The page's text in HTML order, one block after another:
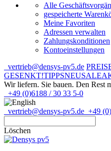
Alle
gespeicherte
Meine Favoriten
Adressen verwalten
Zahlungskonditionen
Kontoeinstellungen
vertrieb@densys-pv5.de
GESENKT!TIPPSNEUSALE
Wir liefern. Sie bauen. Den Rest
+49 (0)6188 / 30 33 5-0
vertrieb@densys-pv5.de +49
Löschen